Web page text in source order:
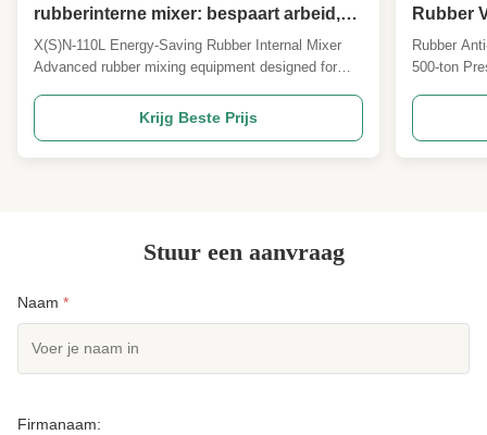
rubberinterne mixer: bespaart arbeid,
laag falen, ononderbroken werking.
X(S)N-110L Energy-Saving Rubber Internal Mixer
Advanced rubber mixing equipment designed for
operation in industrial applications. Frequently
Asked Questions Model Selection What standard
Krijg Beste Prijs
Rubber
Rubber
500-ton
rubber
Stuur een aanvraag
Naam *
Firmanaam: